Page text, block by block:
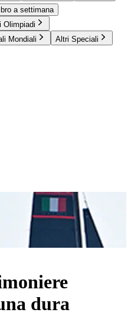
a settimana
Olimpiadi
Mondiali Altri Speciali
dura